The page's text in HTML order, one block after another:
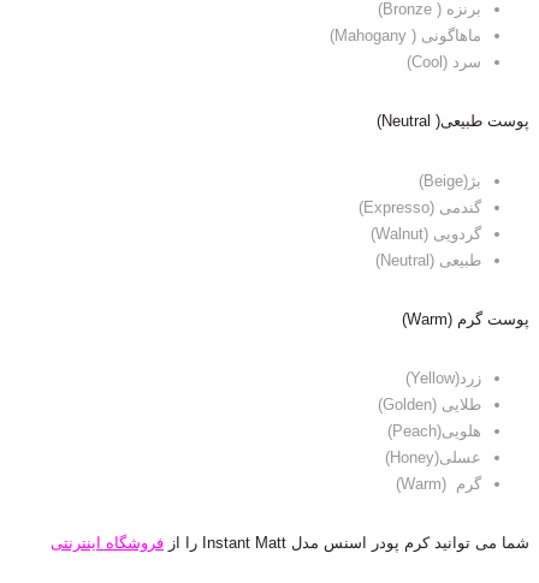
برنزه ( Bronze)
ماهاگونی ( Mahogany)
سرد (Cool)
پوست طبیعی( Neutral)
بژ(Beige)
گندمی (Expresso)
گردویی (Walnut)
طبیعی (Neutral)
پوست گرم (Warm)
زرد(Yellow)
طلایی (Golden)
هلویی(Peach)
عسلی(Honey)
گرم (Warm)
شما می توانید کرم پودر اسنس مدل Instant Matt را از فروشگاه اینترنتی